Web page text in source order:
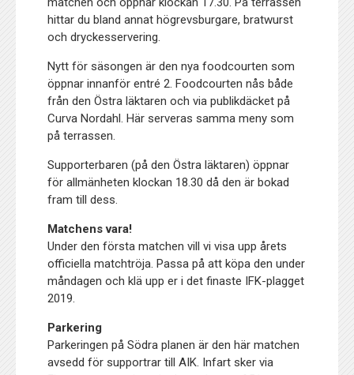
hittar du bland annat högrevsburgare, bratwurst
och dryckesservering.
Nytt för säsongen är den nya foodcourten som
öppnar innanför entré 2. Foodcourten nås både
från den Östra läktaren och via publikdäcket på
Curva Nordahl. Här serveras samma meny som
på terrassen.
Supporterbaren (på den Östra läktaren) öppnar
för allmänheten klockan 18.30 då den är bokad
fram till dess.
Matchens vara!
Under den första matchen vill vi visa upp årets
officiella matchtröja. Passa på att köpa den under
måndagen och klä upp er i det finaste IFK-plagget
2019.
Parkering
Parkeringen på Södra planen är den här matchen
avsedd för supportrar till AIK. Infart sker via